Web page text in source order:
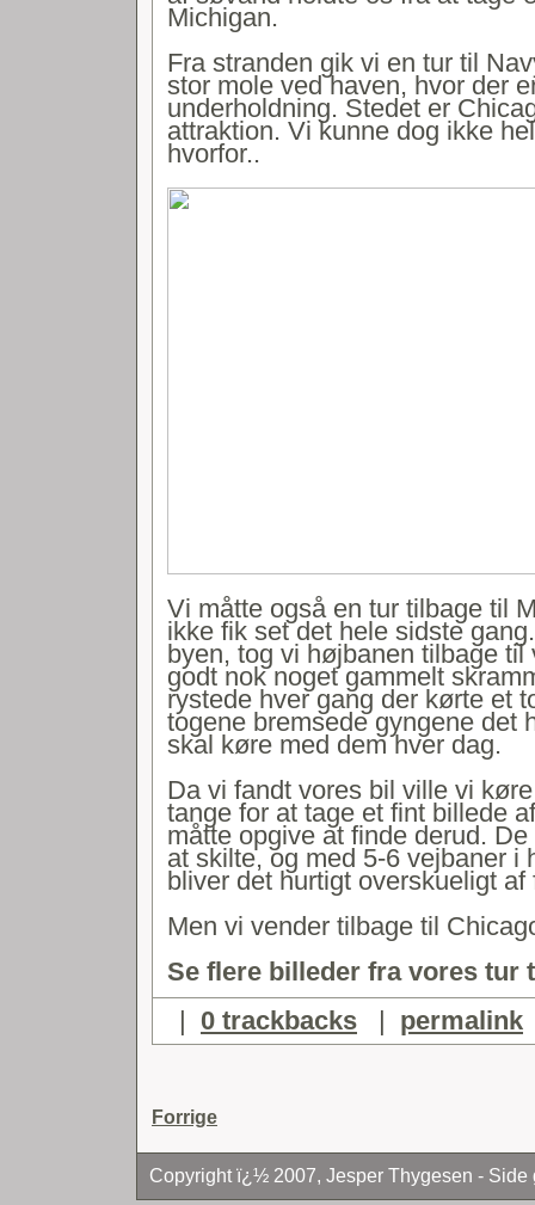
Michigan.
Fra stranden gik vi en tur til
stor mole ved haven, hvor der
underholdning. Stedet er
attraktion. Vi kunne dog ikke
hvorfor..
Vi måtte også en tur tilbage til
ikke fik set det hele sidste
byen, tog vi højbanen tilbage til
godt nok noget gammelt
rystede hver gang der kørte et
togene bremsede gyngene det
skal køre med dem hver dag.
Da vi fandt vores bil ville vi
tange for at tage et fint billede
måtte opgive at finde derud.
at skilte, og med 5-6 vejbaner i
bliver det hurtigt overskueligt af
Men vi vender tilbage til
Se flere billeder fra vores tur
| 0 trackbacks | permalink
Forrige
Copyright ï¿½ 2007, Jesper Thygesen -